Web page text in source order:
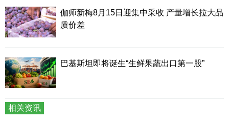
伽师新梅8月15日迎集中采收 产量增长拉大品
质价差
巴基斯坦即将诞生“生鲜果蔬出口第一股”
相关资讯